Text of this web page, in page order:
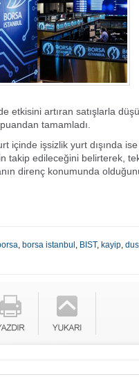
etkisini artıran satışlarla
tamamladı.
içinde işsizlik yurt dışında
takip edileceğini belirterek,
direnç konumunda
, borsa istanbul , BIST, kayip,